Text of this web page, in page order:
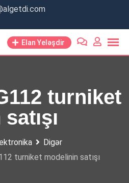
Elan Yeləşdir
turniket
Digər
turniket modelinin satışı